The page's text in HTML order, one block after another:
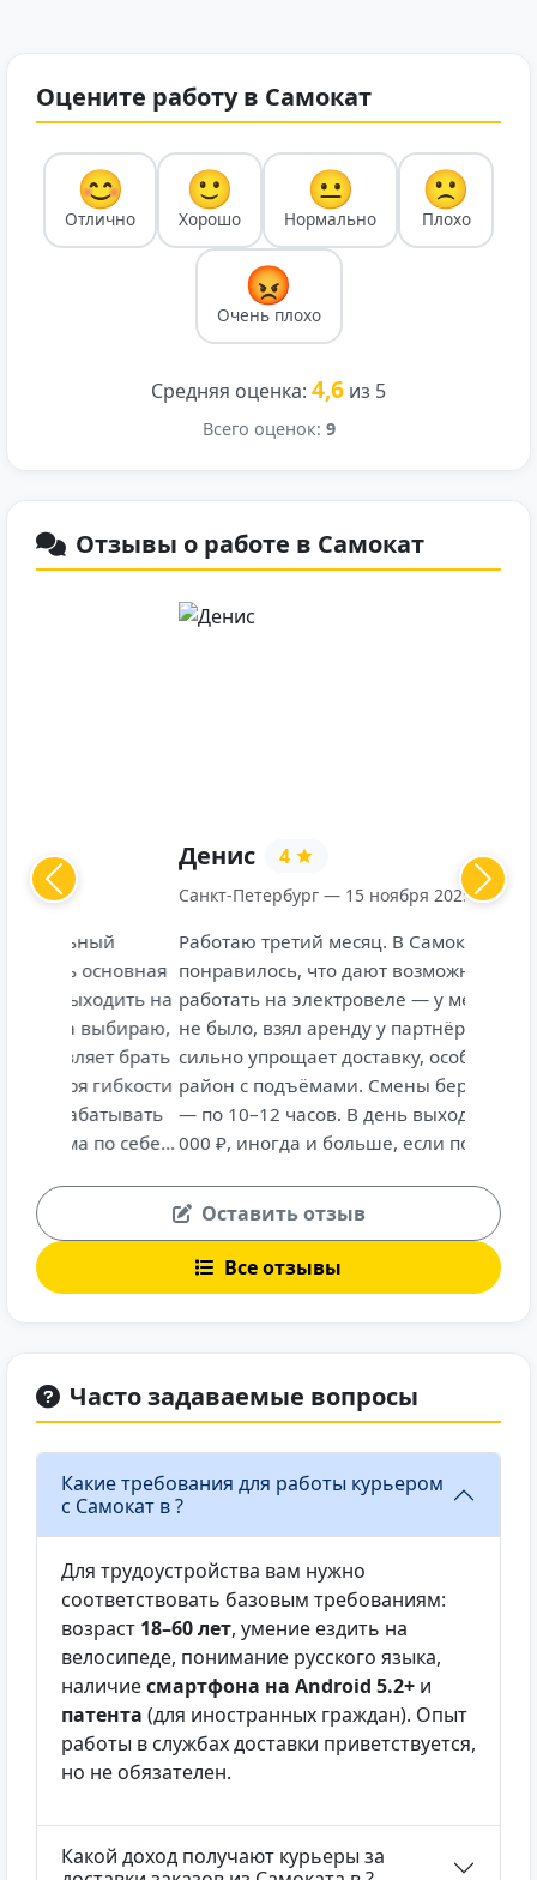
Оцените работу в Самокат
😊
Отлично
🙂
Хорошо
😐
Нормально
🙁
Плохо
😡
Очень плохо
Средняя оценка: 4,6 из 5
Всего оценок: 9
Отзывы о работе в Самокат
4
Санкт-Петербург — 15 ноября 2025
Работаю третий месяц. В Самокате
понравилось, что дают возможность
работать на электровеле — у меня своего
не было, взял аренду у партнёров. Это
сильно упрощает доставку, особенно если
район с подъёмами. Смены беру длинные
— по 10–12 часов. В день выходит около 5
000 ₽, иногда и больше, если поток
часто — особенно в выходные.
Приложение удобное, поддержка отвечает
быстро. На базе всегда есть где согреться,
активно, доход стабилен, всё по-честному.
Previous Next
Оставить отзыв
Все отзывы
Часто задаваемые вопросы
Какие требования для работы курьером
c Самокат в ?
Для трудоустройства вам нужно
соответствовать базовым требованиям:
возраст 18–60 лет, умение ездить на
велосипеде, понимание русского языка,
наличиесмартфона на Android 5.2+ и
патента (для иностранных граждан). Опыт
работы в службах доставки приветствуется,
но не обязателен.
Какой доход получают курьеры за